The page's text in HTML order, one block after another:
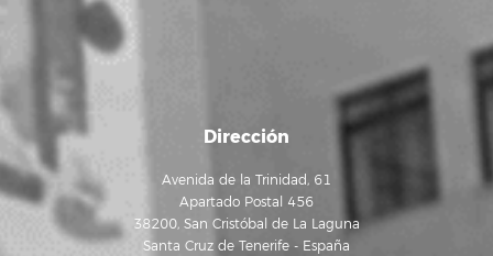
Dirección
Avenida de la Trinidad, 61
Apartado Postal 456
38200, San Cristóbal de La Laguna
Santa Cruz de Tenerife - España